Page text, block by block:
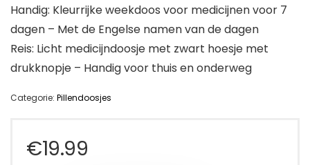
Handig: Kleurrijke weekdoos voor medicijnen voor 7
dagen – Met de Engelse namen van de dagen
Reis: Licht medicijndoosje met zwart hoesje met
drukknopje – Handig voor thuis en onderweg
Categorie: Pillendoosjes
€19.99